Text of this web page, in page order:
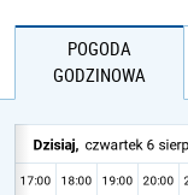
POGODA
GODZINOWA